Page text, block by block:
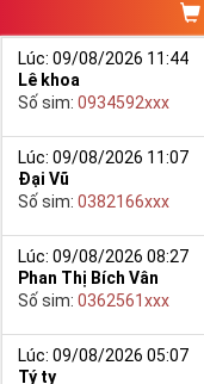
Lúc: 09/08/2026 11:44
Lê khoa
Số sim: 0934592xxx
Lúc: 09/08/2026 11:07
Đại Vũ
Số sim: 0382166xxx
Lúc: 09/08/2026 08:27
Phan Thị Bích Vân
Số sim: 0362561xxx
Lúc: 09/08/2026 05:07
Tý ty